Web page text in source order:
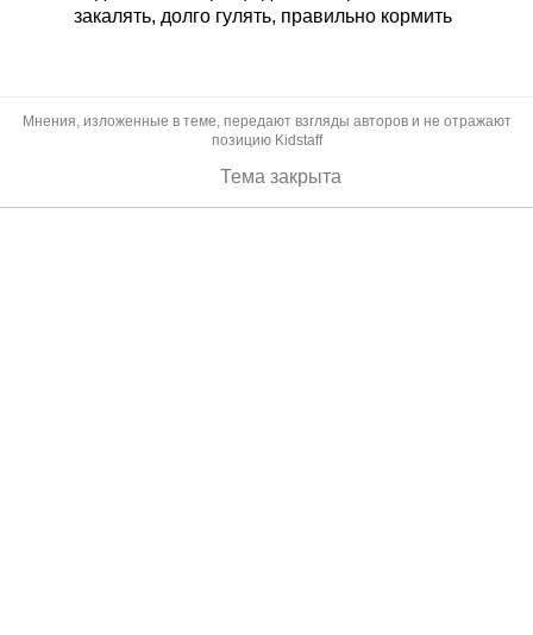
к такому готовы.
закалять, долго гулять, правильно кормить
Мнения, изложенные в теме, передают взгляды авторов и не отражают
позицию Kidstaff
Тема закрыта